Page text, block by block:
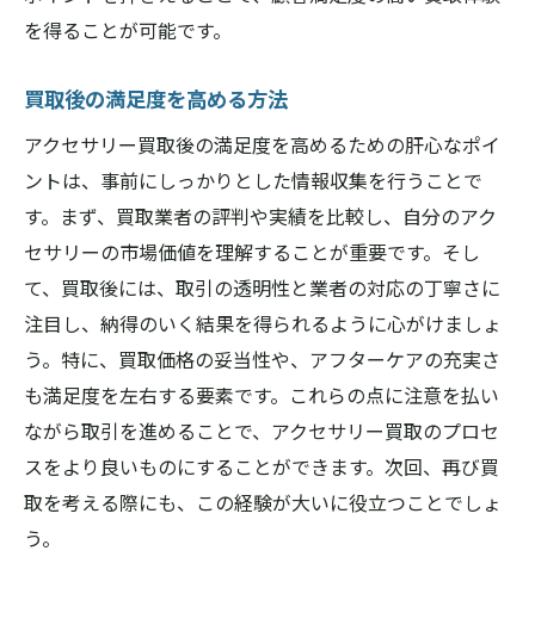
を得ることが可能です。
買取後の満足度を高める方法
アクセサリー買取後の満足度を高めるための肝心なポイ
ントは、事前にしっかりとした情報収集を行うことで
す。まず、買取業者の評判や実績を比較し、自分のアク
セサリーの市場価値を理解することが重要です。そし
て、買取後には、取引の透明性と業者の対応の丁寧さに
注目し、納得のいく結果を得られるように心がけましょ
う。特に、買取価格の妥当性や、アフターケアの充実さ
も満足度を左右する要素です。これらの点に注意を払い
ながら取引を進めることで、アクセサリー買取のプロセ
スをより良いものにすることができます。次回、再び買
取を考える際にも、この経験が大いに役立つことでしょ
う。